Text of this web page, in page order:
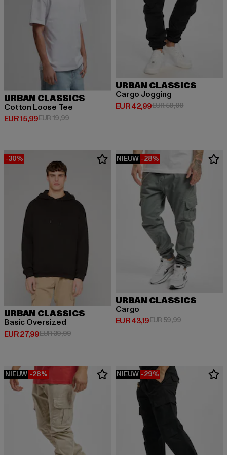
URBAN CLASSICS
Cotton Loose Tee
EUR 15,99
Huidige prijs: EUR 15,99
EUR 19,99Actieprijs: EUR 19,99
URBAN CLASSICS
Cargo Jogging
EUR 42,99
Huidige prijs: EUR 42,99
EUR 59,99Actieprijs:
-30%
URBAN CLASSICS
Basic Oversized
EUR 27,99
Huidige prijs: EUR 27,99
EUR 39,99Actieprijs: EUR 39,99
NIEUW -28%
URBAN CLASSICS
Cargo
EUR 43,19
Huidige prijs: EUR 43,19
EUR 59,99Actieprijs:
NIEUW -28% NIEUW -29%